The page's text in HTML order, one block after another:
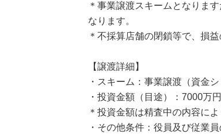
＊事業譲渡スキームとなりま
なります。
＊不採算店舗の閉鎖等で、損益
【譲渡詳細】
・スキーム：事業譲渡（資金シ
・投資金額（目途）：7000万
＊投資金額は精査中の内容に
・その他条件：役員及び従業